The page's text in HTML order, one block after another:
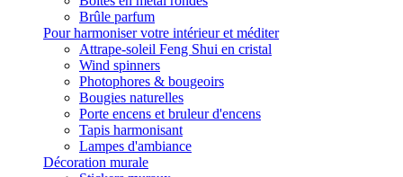
Brûle parfum
Pour harmoniser votre intérieur et méditer
Attrape-soleil Feng Shui en cristal
Wind spinners
Photophores & bougeoirs
Bougies naturelles
Porte encens et bruleur d'encens
Tapis harmonisant
Lampes d'ambiance
Décoration murale